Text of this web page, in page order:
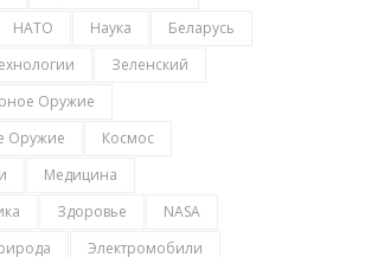
НАТО Наука
Беларусь
Зеленский
Оружие
Оружие
Космос
Медицина
Здоровье
NASA
Электромобили